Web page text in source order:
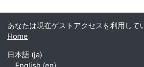
あなたは現在ゲストアクセスを利用して
Home
日本語 ‎(ja)‎